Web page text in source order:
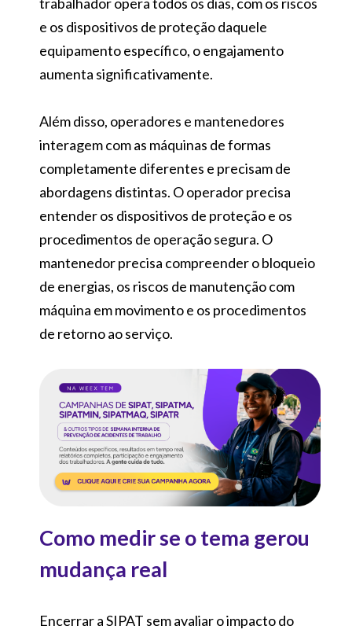
e os dispositivos de proteção daquele
equipamento específico, o engajamento
aumenta significativamente.
Além disso, operadores e mantenedores
interagem com as máquinas de formas
completamente diferentes e precisam de
abordagens distintas. O operador precisa
entender os dispositivos de proteção e os
procedimentos de operação segura. O
mantenedor precisa compreender o bloqueio
de energias, os riscos de manutenção com
máquina em movimento e os procedimentos
de retorno ao serviço.
Como medir se o tema gerou
mudança real
Encerrar a SIPAT sem avaliar o impacto do